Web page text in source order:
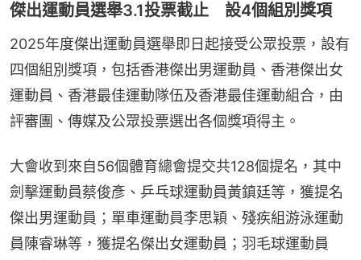
傑出運動員選舉3.1投票截止 設4個組別獎項
2025年度傑出運動員選舉即日起接受公眾投票，設有
四個組別獎項，包‍括香港傑出男運動員、香港傑出女
運動員、香港最佳運動隊伍及香港最佳運動組‍合，由
評審團、傳媒及公眾投票選出各個獎項得主。
大會收到來自56個體育總會提‍交共128個提名，其中
劍擊運動員蔡俊彥、乒乓球運動員黃鎮廷等，獲提名
傑出男運動員；單車運動員李思穎、殘疾組游泳運動
員陳睿琳等，獲提名傑出女運動員；羽毛球運動員